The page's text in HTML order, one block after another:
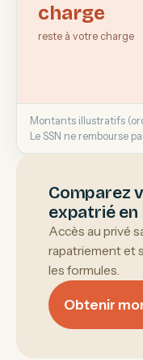
charge
reste à votre charge
Montants illustratifs
Le SSN ne rembourse
Comparez
expatrié en
Accès au privé
rapatriement et
les formules.
Obtenir